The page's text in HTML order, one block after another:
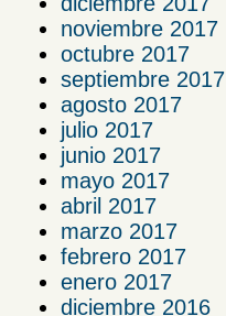
noviembre 2017
octubre 2017
septiembre 2017
agosto 2017
julio 2017
junio 2017
mayo 2017
abril 2017
marzo 2017
febrero 2017
enero 2017
diciembre 2016